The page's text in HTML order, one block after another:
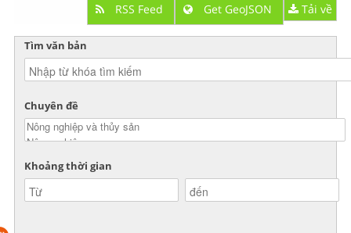
RSS Feed Get GeoJSON Tải về
Tìm văn bản
Chuyên đề
Khoảng thời gian